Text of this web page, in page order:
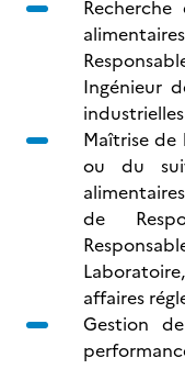
Ingénieur
industrielles
Maîtrise de
ou du
de
affaires
Gestion